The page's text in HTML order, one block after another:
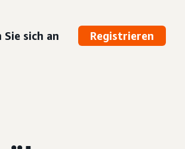
Sie sich an Registrieren